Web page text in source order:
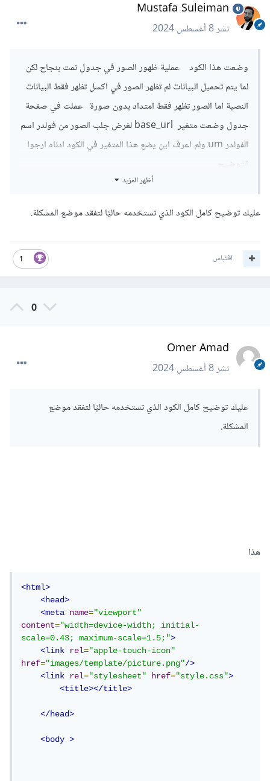
Mustafa Suleiman
نشر8 أغسطس 2024
وضعت هذا الكود عملية ظهور الصور في جدول تمت بنجاح لكن
لما يتم تحميل البيانات لم تظهر الصور في اكسل تظهر فقط البيانات
النصية اما الصور تظهر فقط امتداد بدون صورة عملت في صفحة
جدول وضعت متغير base_url لغرض جلب الصور من فولدر اسم
الفولدر um ولم اعرف اين يضع هذا المتغير في الكود ادناه ارجوا
التوضيح
width="50px" height="50px"> </td>'
;
أظهر المزيد
عليك توضيح كامل الكود الذي تستخدمه حاليًا لتفقد موضع المشكلة.
1 اقتباس
0
Omer Amad
نشر8 أغسطس 2024
عليك توضيح كامل الكود الذي تستخدمه حاليًا لتفقد موضع
المشكلة.
هذا
<html>
<head>
<meta
name="viewport"
content="width=device-width; initial-
scale=0.43; maximum-scale=1.5;">
<link
rel="apple-touch-icon"
href="images/template/picture.png"/>
<link
rel="stylesheet" href="style.css">
<title></title>
</head>
<body >